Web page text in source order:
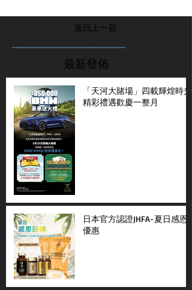
返回上一頁
...............................................................
最新發佈
「天河大賭場」四載輝煌時光
精彩禮遇歡慶一整月
日本官方認證JHFA-夏日感恩
優惠